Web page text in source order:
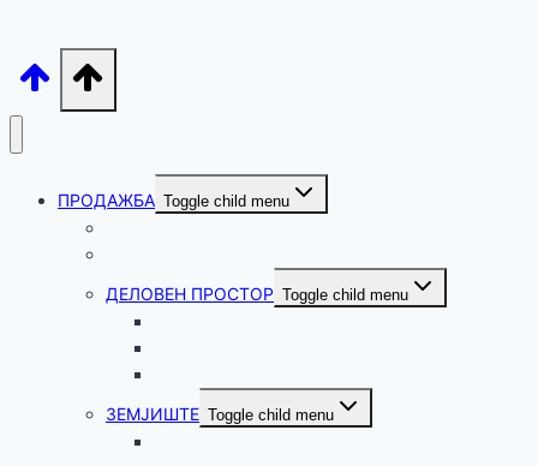
ПРОДАЖБА Toggle child menu
ДЕЛОВЕН ПРОСТОР Toggle child menu
ЗЕМЈИШТЕ Toggle child menu